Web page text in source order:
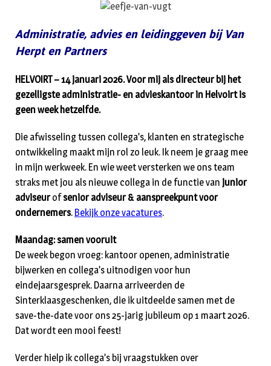
Administratie, advies en leidinggeven bij Van
Herpt en Partners
HELVOIRT – 14 januari 2026. Voor mij als directeur bij het
gezelligste administratie- en advieskantoor in Helvoirt is
geen week hetzelfde.
Die afwisseling tussen collega’s, klanten en strategische
ontwikkeling maakt mijn rol zo leuk. Ik neem je graag mee
in mijn werkweek. En wie weet versterken we ons team
straks met jou als nieuwe collega in de functie van junior
adviseurofsenior adviseur & aanspreekpunt voor
ondernemers. Bekijk onze vacatures.
Maandag: samen vooruit
De week begon vroeg: kantoor openen, administratie
bijwerken en collega’s uitnodigen voor hun
eindejaarsgesprek. Daarna arriveerden de
Sinterklaasgeschenken, die ik uitdeelde samen met de
save-the-date voor ons 25-jarig jubileum op 1 maart 2026.
Dat wordt een mooi feest!
Verder hielp ik collega’s bij vraagstukken over